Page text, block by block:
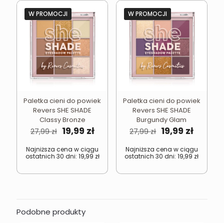
W PROMOCJI
Paletka cieni do powiek
Revers SHE SHADE
Classy Bronze
27,99zł Pierwotna
wynosiła:
27,99 zł.
19,99 złAktualna
wynosi:
19,99 zł.
Najniższa cena w ciągu
ostatnich 30 dni: 19,99 zł
W PROMOCJI
Paletka cieni do powiek
Revers SHE SHADE
Burgundy Glam
27,99zł Pierwotna
wynosiła:
27,99 zł.
19,99 zł
19,99
Najniższa cena w ciągu
ostatnich 30 dni:19,99 zł
Podobne produkty